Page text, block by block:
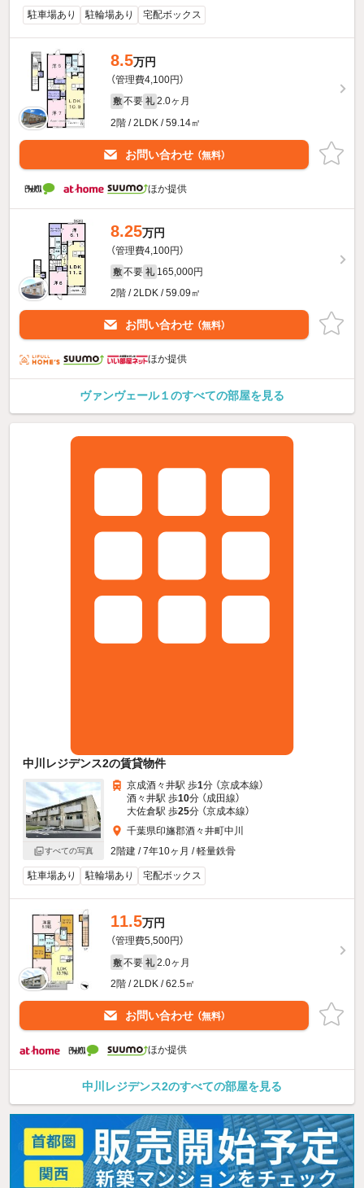
駐車場あり 駐輪場あり 宅配ボックス
8.5万円
（管理費4,100円）
敷 不要 礼 2.0ヶ月
2階 / 2LDK / 59.14㎡
お問い合わせ （無料）
ほか提供
8.25万円
（管理費4,100円）
敷 不要 礼 165,000円
2階 / 2LDK / 59.09㎡
お問い合わせ （無料）
ほか提供
ヴァンヴェール１のすべての部屋を見る
中川レジデンス2の賃貸物件
すべての写真
京成酒々井駅 歩1分 （京成本線）
酒々井駅 歩10分 （成田線）
大佐倉駅 歩25分 （京成本線）
千葉県印旛郡酒々井町中川
2階建 / 7年10ヶ月 / 軽量鉄骨
駐車場あり 駐輪場あり 宅配ボックス
11.5万円
（管理費5,500円）
敷 不要 礼 2.0ヶ月
2階 / 2LDK / 62.5㎡
お問い合わせ （無料）
ほか提供
中川レジデンス2のすべての部屋を見る